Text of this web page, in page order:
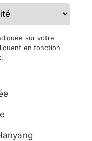
sur votre
en fonction